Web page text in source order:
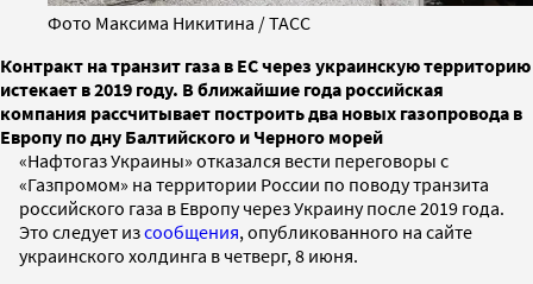
Фото Максима Никитина / ТАСС
Контракт на транзит газа в ЕС через украинскую территорию
истекает в 2019 году. В ближайшие года российская
компания рассчитывает построить два новых газопровода в
Европу по дну Балтийского и Черного морей
«Нафтогаз Украины» отказался вести переговоры с
«Газпромом» на территории России по поводу транзита
российского газа в Европу через Украину после 2019 года.
Это следует изсообщения, опубликованного на сайте
украинского холдинга в четверг, 8 июня.